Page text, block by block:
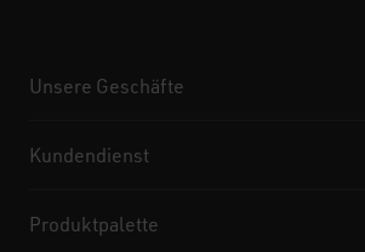
Unsere Geschäfte
Kundendienst
Produktpalette